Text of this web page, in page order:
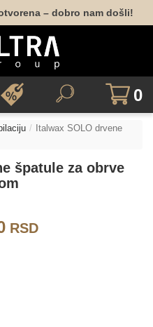
– dobro nam došli!
0
Italwax SOLO drvene
špatule za obrve
RSD